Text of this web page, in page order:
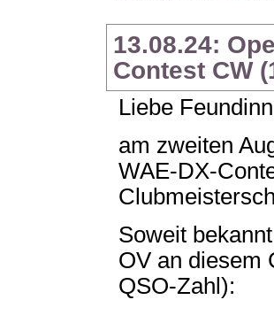
13.08.24:
Contest CW
Liebe
am zweiten
WAE-DX-
Soweit
OV an diesem
QSO-Zahl):